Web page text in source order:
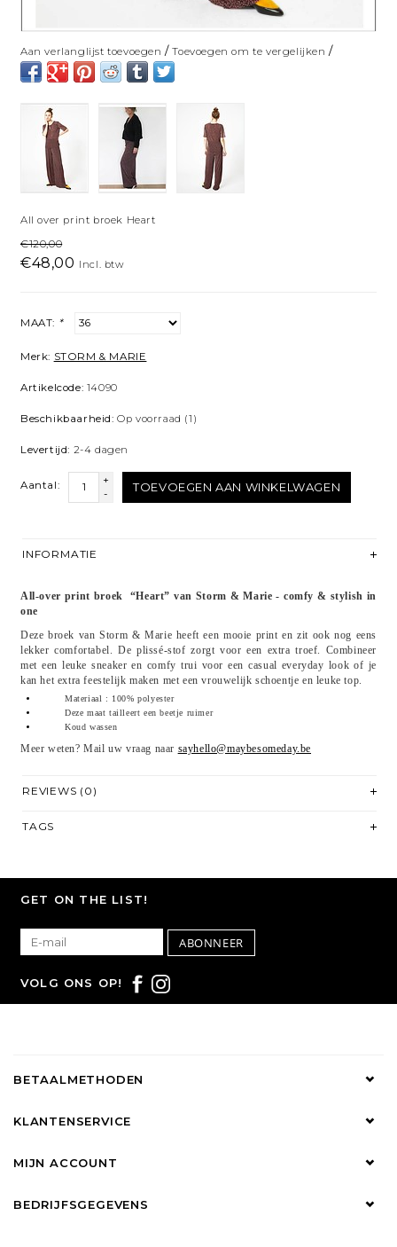
Aan verlanglijst toevoegen /Toevoegen om te vergelijken /
All over print broek Heart
€120,00
€48,00 Incl. btw
MAAT: *
Merk: STORM & MARIE
Artikelcode: 14090
Beschikbaarheid: Op voorraad (1)
Levertijd: 2-4 dagen
Aantal:
+
-
TOEVOEGEN AAN WINKELWAGEN
INFORMATIE
All-over print broek “Heart” van Storm & Marie - comfy & stylish in
one
Deze broek van Storm & Marie heeft een mooie print en zit ook nog eens
lekker comfortabel. De plissé-stof zorgt voor een extra troef. Combineer
met een leuke sneaker en comfy trui voor een casual everyday look of je
kan het extra feestelijk maken met een vrouwelijk schoentje en leuke top.
Materiaal : 100% polyester
Deze maat tailleert een beetje ruimer
Koud wassen
Meer weten? Mail uw vraag naar sayhello@maybesomeday.be
REVIEWS (0)
TAGS
GET ON THE LIST!
ABONNEER
VOLG ONS OP!
BETAALMETHODEN
KLANTENSERVICE
MIJN ACCOUNT
BEDRIJFSGEGEVENS